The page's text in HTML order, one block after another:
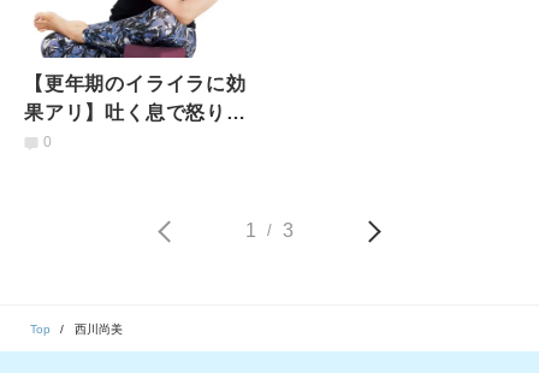
【更年期のイライラに効
果アリ】吐く息で怒りを
発散！気持ちがスッキリ
0
1 / 3
Top 西川尚美